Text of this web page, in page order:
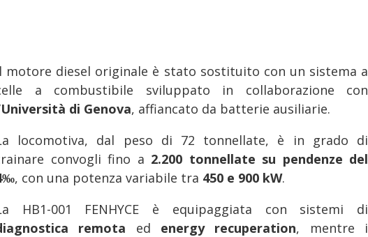
motore diesel originale è stato sostituito con un sistema a
a combustibile sviluppato in collaborazione con
Università di Genova, affiancato da batterie ausiliarie.
locomotiva, dal peso di 72 tonnellate, è in grado di
convogli fino a 2.200 tonnellate su pendenze del
, con una potenza variabile tra 450 e 900 kW.
HB1-001 FENHYCE è equipaggiata con sistemi di
remota ed energy recuperation, mentre i